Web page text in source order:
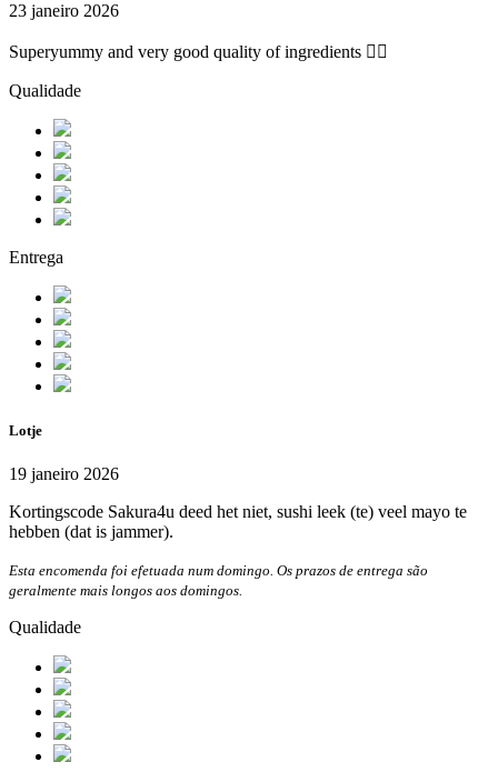
23 janeiro 2026
Superyummy and very good quality of ingredients 👌🏻
Qualidade
Entrega
Lotje
19 janeiro 2026
Kortingscode Sakura4u deed het niet, sushi leek (te) veel mayo te
hebben (dat is jammer).
Esta encomenda foi efetuada num domingo. Os prazos de entrega são
geralmente mais longos aos domingos.
Qualidade